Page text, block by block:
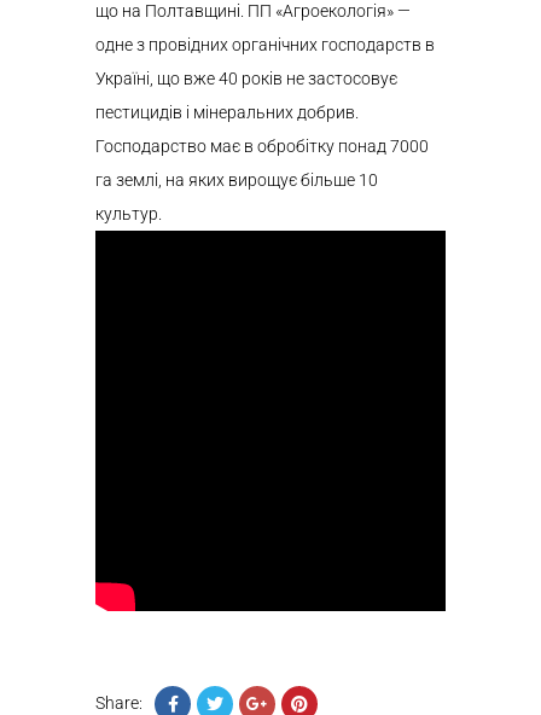
що на Полтавщині. ПП «Агроекологія» —
одне з провідних органічних господарств в
Україні, що вже 40 років не застосовує
пестицидів і мінеральних добрив.
Господарство має в обробітку понад 7000
га землі, на яких вирощує більше 10
культур.
Share: